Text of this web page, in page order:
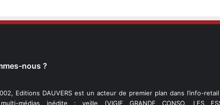
nous ?
Editions DAUVERS est un acteur de premier plan dans l’info-
médias inédite : veille (VIGIE GRANDE CONSO, LES